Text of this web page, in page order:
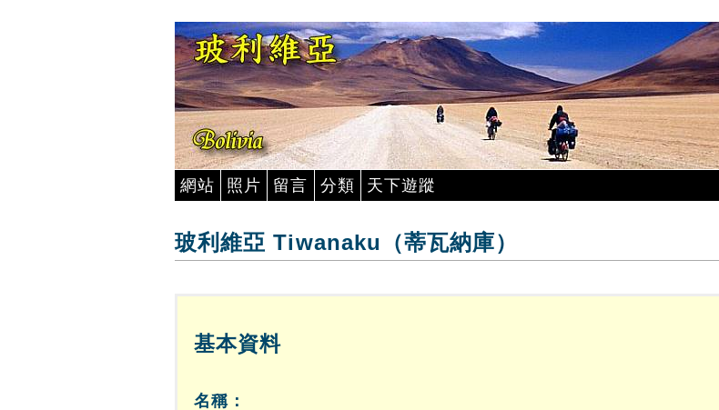
網站 照片 留言 分類 天下遊蹤
玻利維亞 Tiwanaku（蒂瓦納庫）
基本資料
名稱：